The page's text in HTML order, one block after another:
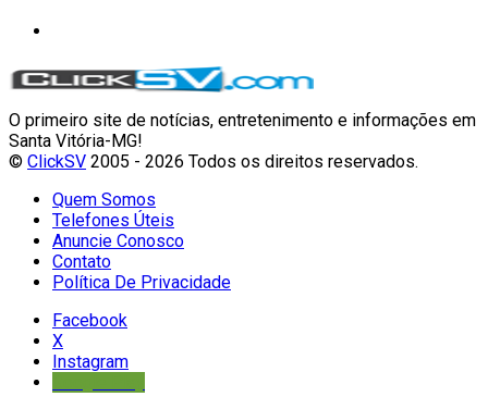
O primeiro site de notícias, entretenimento e informações em
Santa Vitória-MG!
© ClickSV 2005 - 2026 Todos os direitos reservados.
Quem Somos
Telefones Úteis
Anuncie Conosco
Contato
Política De Privacidade
Facebook
X
Instagram